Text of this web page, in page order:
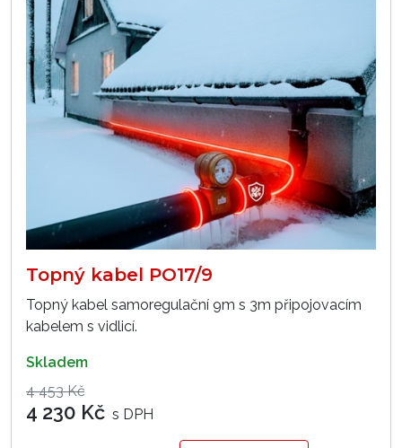
Topný kabel PO17/9
Topný kabel samoregulační 9m s 3m připojovacím
kabelem s vidlicí.
skladem
4 453 Kč
4 230 Kč s DPH